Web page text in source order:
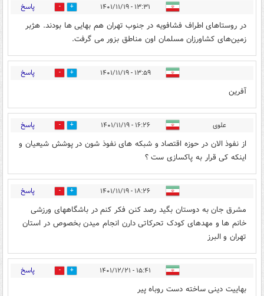
۱۳:۳۱ - ۱۴۰۱/۱۱/۱۹ 0 پاسخ
در روستاهای اطراف فشافویه در جنوب تهران هم بهایی ها بودند. هژبر
زمین‌های کشاورزان مسلمان اون مناطق بزور می گرفت.
۱۳:۵۹ - ۱۴۰۱/۱۱/۱۹ 0 پاسخ
آفرین
علوی ۱۶:۲۶ - ۱۴۰۱/۱۱/۱۹ 1 پاسخ
از نفوذ الان در حوزه اقتصاد و شبکه های نفوذ شون در پوشش شیعیان و
اینکه کی قرار به پاکسازی ست ؟
۱۸:۲۶ - ۱۴۰۱/۱۱/۱۹ 0 پاسخ
مشرق جان به دوستان بگید رصد کنن فکر کنم در باشگاههای ورزشی
خانم ها و مهدهای کودک تحرکاتی دارن انجام میدن بخصوص در استان
تهران و البرز
۱۵:۴۱ - ۱۴۰۱/۱۲/۲۱ 1 پاسخ
بهاییت دینی ساخته دست روباه پیر